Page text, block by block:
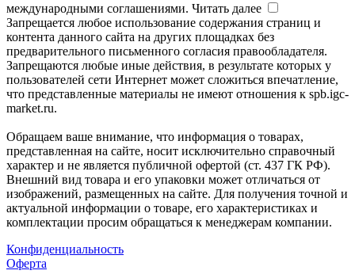
международными соглашениями. Читать далее
Запрещается любое использование содержания страниц и
контента данного сайта на других площадках без
предварительного письменного согласия правообладателя.
Запрещаются любые иные действия, в результате которых у
пользователей сети Интернет может сложиться впечатление,
что представленные материалы не имеют отношения к spb.igc-
market.ru.
Обращаем ваше внимание, что информация о товарах,
представленная на сайте, носит исключительно справочный
характер и не является публичной офертой (ст. 437 ГК РФ).
Внешний вид товара и его упаковки может отличаться от
изображений, размещенных на сайте. Для получения точной и
актуальной информации о товаре, его характеристиках и
комплектации просим обращаться к менеджерам компании.
Конфиденциальность
Оферта